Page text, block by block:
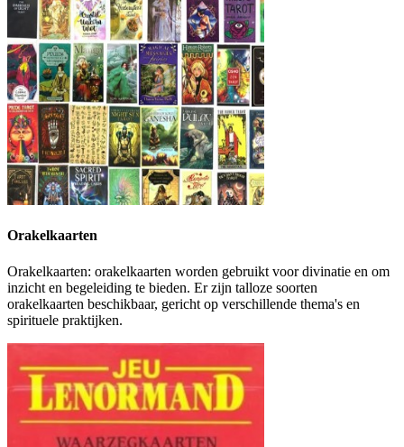
Orakelkaarten
Orakelkaarten: orakelkaarten worden gebruikt voor divinatie en om
inzicht en begeleiding te bieden. Er zijn talloze soorten
orakelkaarten beschikbaar, gericht op verschillende thema's en
spirituele praktijken.